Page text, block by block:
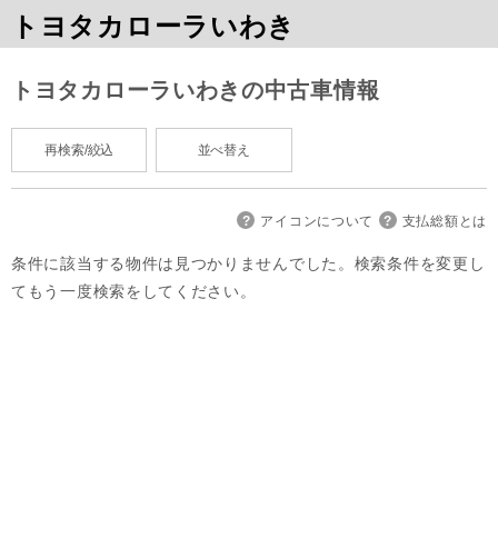
トヨタカローラいわき
トヨタカローラいわきの中古車情報
再検索/絞込 並べ替え
アイコンについて 支払総額とは
条件に該当する物件は見つかりませんでした。検索条件を変更し
てもう一度検索をしてください。